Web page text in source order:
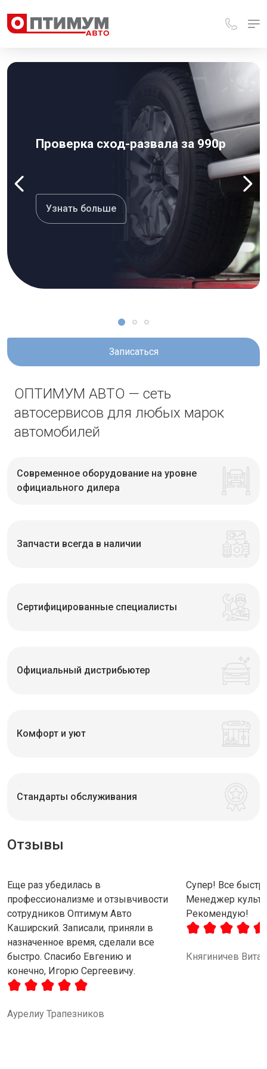
Отзывы
Еще раз убедилась в
профессионализме и отзывчивости
сотрудников Оптимум Авто
Каширский. Записали, приняли в
назначенное время, сделали все
быстро. Спасибо Евгению и
конечно, Игорю Сергеевичу.
Аурелиу Трапезников
Супер! Все
Менеджер
Рекомендую!
Княгиничев
Проверка сход-развала за 990р
Узнать больше
Записаться
ОПТИМУМ АВТО — сеть
автосервисов для любых марок
автомобилей
Современное оборудование на уровне
официального дилера
Запчасти всегда в наличии
Сертифицированные специалисты
Официальный дистрибьютер
Комфорт и уют
Стандарты обслуживания